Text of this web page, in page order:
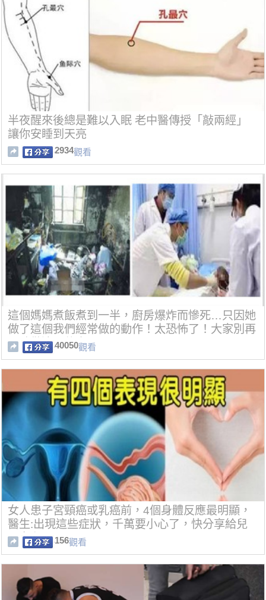
半夜醒來後總是難以入眠 老中醫傳授「敲兩經」
讓你安睡到天亮
2934觀看
這個媽媽煮飯煮到一半，廚房爆炸而慘死…只因她
做了這個我們經常做的動作！太恐怖了！大家別再
同時做這兩件事！
40050觀看
女人患子宮頸癌或乳癌前，4個身體反應最明顯，
醫生:出現這些症狀，千萬要小心了，快分享給兒
子女兒~​​​​​​​
156觀看